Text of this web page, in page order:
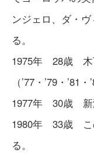
ンジェロ、ダ・
る。
1975年 28歳 木
（’77・’79・’81・
1977年 30歳 新
1980年 33歳 こ
る。